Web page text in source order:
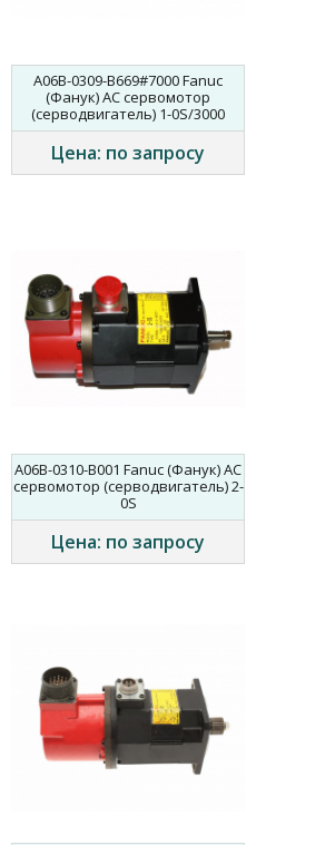
A06B-0309-B669#7000 Fanuc
(Фанук) AC сервомотор
(серводвигатель) 1-0S/3000
Цена: по запросу
A06B-0310-B001 Fanuc (Фанук) AC
сервомотор (серводвигатель) 2-
0S
Цена: по запросу